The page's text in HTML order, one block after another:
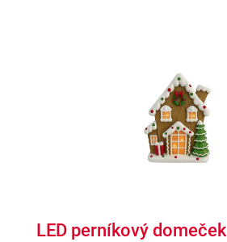
LED perníkový domeček